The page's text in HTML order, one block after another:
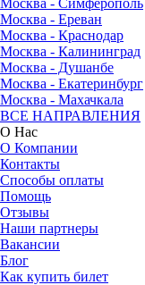
Москва - Ереван
Москва - Краснодар
Москва - Калининград
Москва - Душанбе
Москва - Екатеринбург
Москва - Махачкала
ВСЕ НАПРАВЛЕНИЯ
О Нас
О Компании
Контакты
Способы оплаты
Помощь
Отзывы
Наши партнеры
Вакансии
Блог
Как купить билет